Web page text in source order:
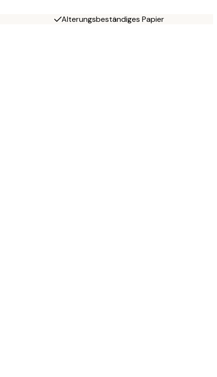
Alterungsbeständiges Papier